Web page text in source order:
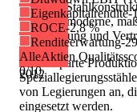
2012
Eigenkapitalrendite-
ROCE-2,8 %
Renditeerwartung-
AlleAktien
0/10
Bau von
und hochmoderne,
Lagerhaltung und
In der Sparte
von Legierungen an,
eingesetzt werden.